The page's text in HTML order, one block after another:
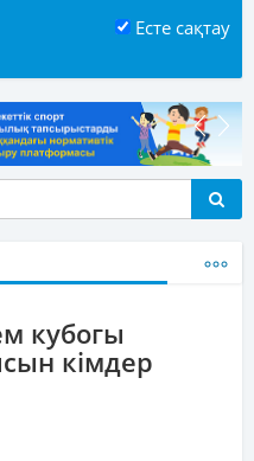
Есте сақтау
кубогы
кімдер